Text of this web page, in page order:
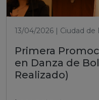
13/04/2026 | Ciudad de
Primera
en Danza de
Realizado)